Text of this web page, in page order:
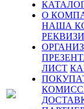
О
НАША
ЛИСТ